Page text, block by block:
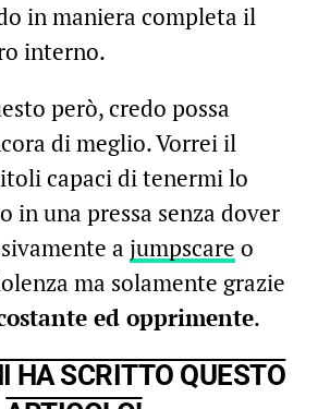
in maniera completa il
interno.
però, credo possa
di meglio. Vorrei il
capaci di tenermi lo
in una pressa senza dover
a jumpscare o
ma solamente grazie
ed opprimente.
HA SCRITTO QUESTO